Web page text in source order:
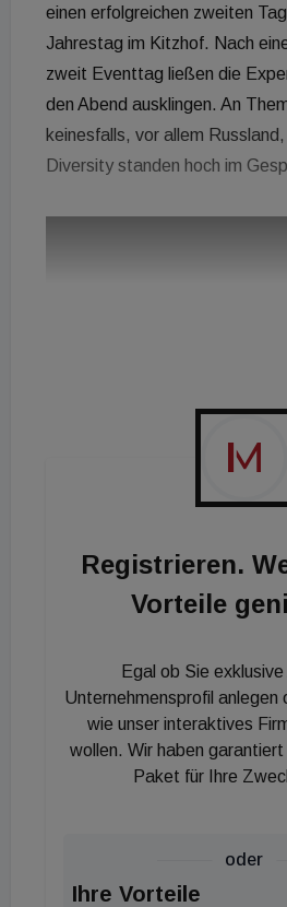
einen erfolgreichen zweiten
Jahrestag im Kitzhof. Nach
zweit Eventtag ließen die
den Abend ausklingen. An
keinesfalls, vor allem
Diversity standen hoch im
Registrieren.
Vorteile
Egal ob Sie
Unternehmensprofil anlegen
wie unser interaktives
wollen. Wir haben
Paket für Ihre
oder
Ihre Vorteile